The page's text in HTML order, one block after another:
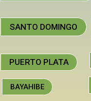
BAYAHIBE
PUERTO PLATA
SANTO DOMINGO